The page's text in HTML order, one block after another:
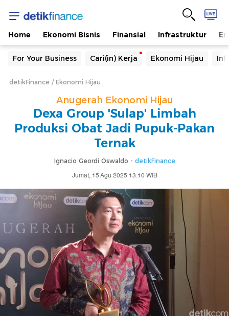
Home Ekonomi Bisnis Finansial Infrastruktur
For Your Business Cari(in) Kerja Ekonomi Hijau
detikFinance Ekonomi Hijau
Anugerah Ekonomi Hijau
Dexa Group 'Sulap' Limbah
Produksi Obat Jadi Pupuk-Pakan
Ternak
Ignacio Geordi Oswaldo - detikFinance
Jumat, 15 Agu 2025 13:10 WIB